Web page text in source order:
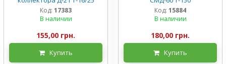
Код: 17383
В наличии
155,00 грн.
Купить
Код: 15884
В наличии
180,00 грн.
Купить